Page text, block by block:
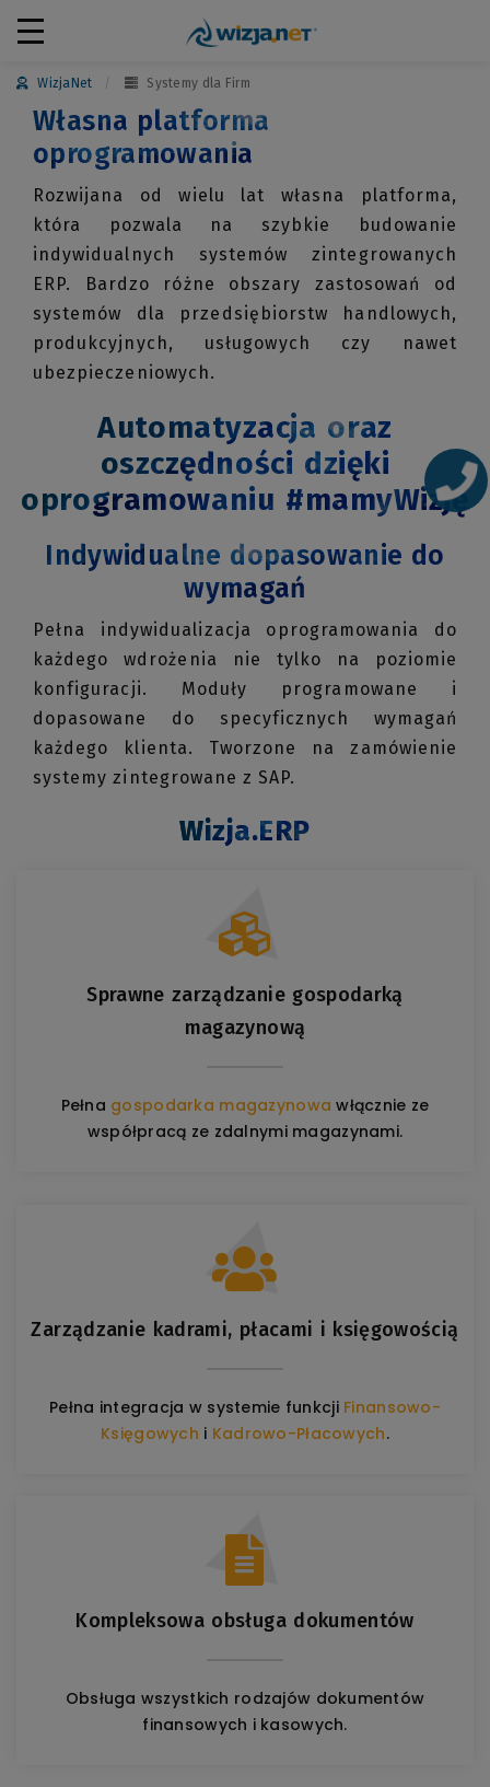
WizjaNet Systemy dla Firm
Własna platforma
oprogramowania
Rozwijana od wielu lat własna platforma,
która pozwala na szybkie budowanie
indywidualnych systemów zintegrowanych
ERP. Bardzo różne obszary zastosowań od
systemów dla przedsiębiorstw handlowych,
produkcyjnych, usługowych czy nawet
ubezpieczeniowych.
Automatyzacja oraz
oszczędności dzięki
oprogramowaniu #mamyWizję
Indywidualne dopasowanie do
wymagań
Pełna indywidualizacja oprogramowania do
każdego wdrożenia nie tylko na poziomie
konfiguracji. Moduły programowane i
dopasowane do specyficznych wymagań
każdego klienta. Tworzone na zamówienie
systemy zintegrowane z SAP.
Wizja.ERP
Sprawne zarządzanie gospodarką
magazynową
Pełna gospodarka magazynowa włącznie ze
współpracą ze zdalnymi magazynami.
Zarządzanie kadrami, płacami i księgowością
Pełna integracja w systemie funkcji Finansowo-
Księgowych i Kadrowo-Płacowych.
Kompleksowa obsługa dokumentów
Obsługa wszystkich rodzajów dokumentów
finansowych i kasowych.